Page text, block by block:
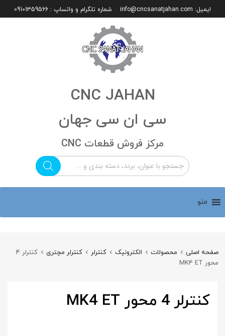
ایمیل: info@cncsanatjahan.com شماره تلگرام و واتساپ : 09101359566
CNC JAHAN
سی ان سی جهان
مرکز فروش قطعات CNC
منو
صفحه اصلی محصولات الکترونیک کنترلر کنترلر مچتری
کنترلر 4
محور MK4 ET
کنترلر 4 محور MK4 ET